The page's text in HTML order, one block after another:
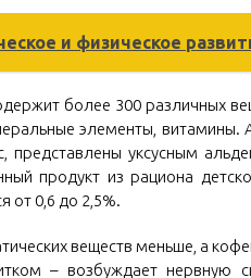
и физическое
более 300 различных
элементы, витамины.
представлены уксусным
продукт из рациона
от 0,6 до 2,5%.
веществ меньше, а
– возбуждает нервную